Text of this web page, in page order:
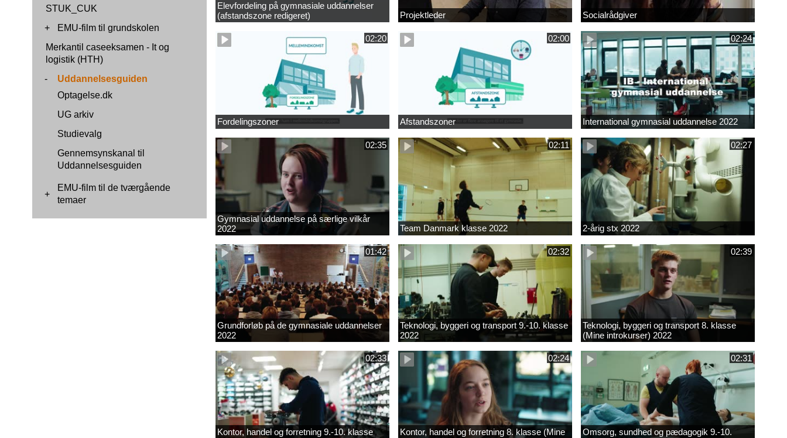
STUK_CUK
+
EMU-film til grundskolen
Merkantil caseeksamen - It og
logistik (HTH)
-
Uddannelsesguiden
Optagelse.dk
UG arkiv
Studievalg
Gennemsynskanal til
Uddannelsesguiden
+
EMU-film til de tværgående
temaer
Elevfordeling på gymnasiale uddannelser
(afstandszone redigeret)
Projektleder Socialrådgiver
02:20
Fordelingszoner
02:00
Afstandszoner
02:24
International gymnasial uddannelse 2022
02:35
Gymnasial uddannelse på særlige vilkår
2022
02:11
Team Danmark klasse 2022
02:27
2-årig stx 2022
01:42
Grundforløb på de gymnasiale uddannelser
2022
02:32
Teknologi, byggeri og transport 9.-10. klasse
2022
02:39
Teknologi, byggeri og transport 8. klasse
(Mine introkurser) 2022
02:33
Kontor, handel og forretning 9.-10. klasse
02:24
Kontor, handel og forretning 8. klasse (Mine
02:31
Omsorg, sundhed og pædagogik 9.-10.